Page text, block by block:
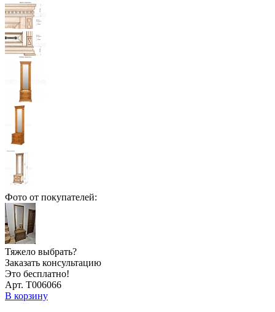
Фото от покупателей:
Тяжело выбрать?
Заказать консультацию
Это бесплатно!
Арт. Т006066
В корзину